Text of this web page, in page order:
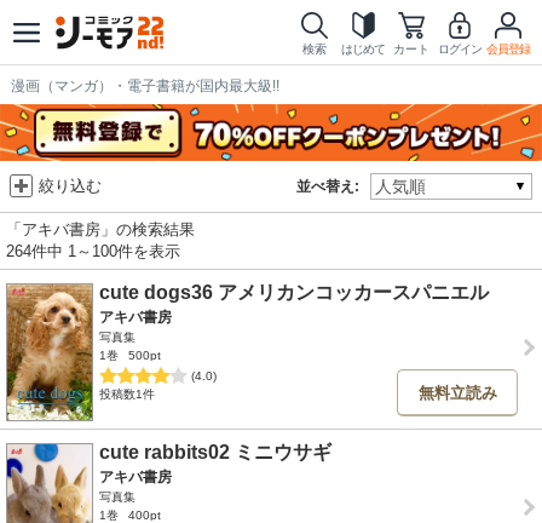
検索 はじめて カート ログイン 会員登録
漫画（マンガ）・電子書籍が国内最大級!!
並べ替え:
絞り込む
「アキバ書房」の検索結果
264件中 1～100件を表示
cute dogs36 アメリカンコッカースパニエル
アキバ書房
写真集
1巻
500pt
(4.0)
投稿数1件
無料立読み
cute rabbits02 ミニウサギ
アキバ書房
写真集
1巻
400pt